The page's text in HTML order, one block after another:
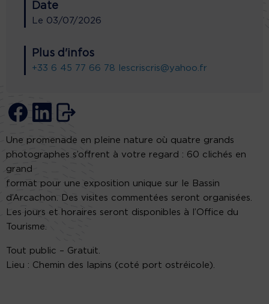
Date
Le 03/07/2026
Plus d'infos
+33 6 45 77 66 78 lescriscris@yahoo.fr
Une promenade en pleine nature où quatre grands
photographes s’offrent à votre regard : 60 clichés en
grand
format pour une exposition unique sur le Bassin
d’Arcachon. Des visites commentées seront organisées.
Les jours et horaires seront disponibles à l’Office du
Tourisme.
Tout public – Gratuit.
Lieu : Chemin des lapins (coté port ostréicole).